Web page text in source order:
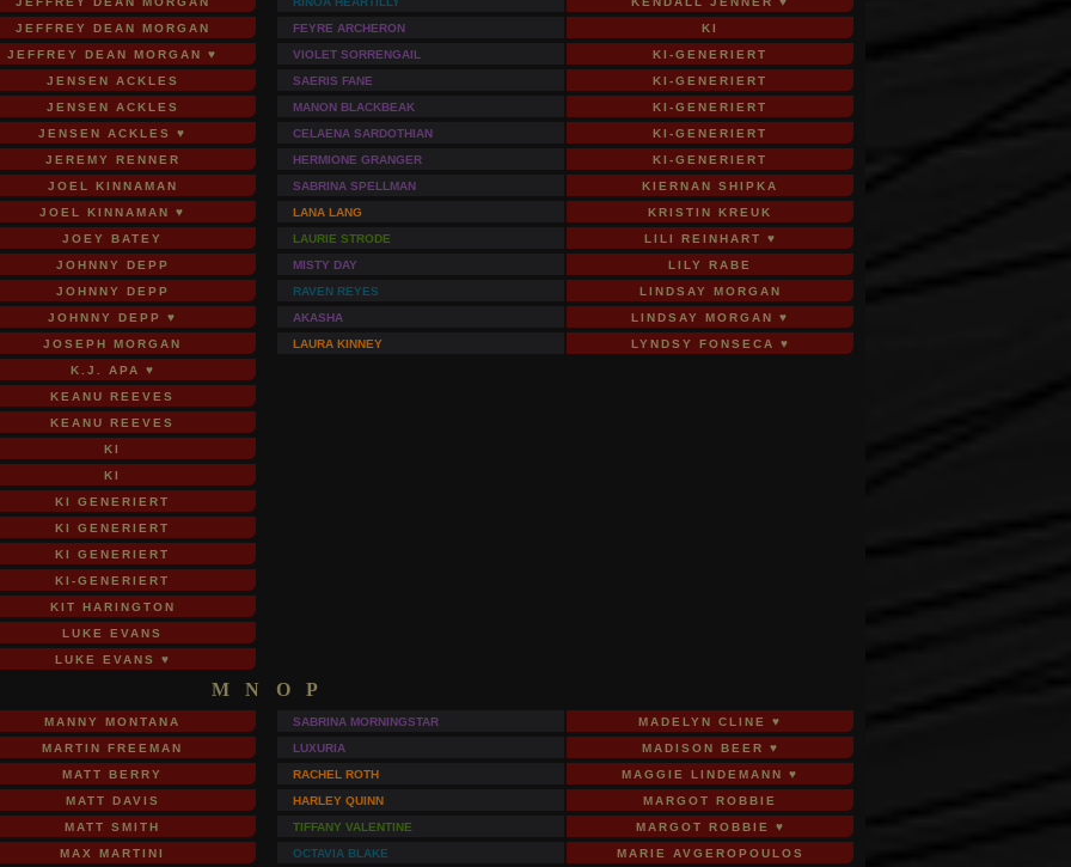
JEFFREY DEAN MORGAN
JEFFREY DEAN MORGAN ♥
JENSEN ACKLES
JENSEN ACKLES
JENSEN ACKLES ♥
JEREMY RENNER
JOEL KINNAMAN
JOEL KINNAMAN ♥
JOEY BATEY
JOHNNY DEPP
JOHNNY DEPP
JOHNNY DEPP ♥
JOSEPH MORGAN
K.J. APA ♥
KEANU REEVES
KEANU REEVES
KI
KI
KI GENERIERT
KI GENERIERT
KI GENERIERT
KI-GENERIERT
KIT HARINGTON
LUKE EVANS
LUKE EVANS ♥
FEYRE ARCHERON
KI
VIOLET SORRENGAIL
KI-GENERIERT
SAERIS FANE
KI-GENERIERT
MANON BLACKBEAK
KI-GENERIERT
CELAENA SARDOTHIAN
KI-GENERIERT
HERMIONE GRANGER
KI-GENERIERT
SABRINA SPELLMAN
KIERNAN SHIPKA
LANA LANG
KRISTIN KREUK
LAURIE STRODE
LILI REINHART ♥
MISTY DAY
LILY RABE
RAVEN REYES
LINDSAY MORGAN
AKASHA
LINDSAY MORGAN ♥
LAURA KINNEY
LYNDSY FONSECA ♥
M N O P
MANNY MONTANA
MARTIN FREEMAN
MATT BERRY
MATT DAVIS
MATT SMITH
MAX MARTINI
SABRINA MORNINGSTAR
MADELYN CLINE ♥
LUXURIA
MADISON BEER ♥
RACHEL ROTH
MAGGIE LINDEMANN ♥
HARLEY QUINN
MARGOT ROBBIE
TIFFANY VALENTINE
MARGOT ROBBIE ♥
OCTAVIA BLAKE
MARIE AVGEROPOULOS